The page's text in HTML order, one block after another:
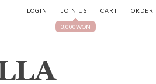
LOGIN JOIN US
3,000WON
CART ORDER